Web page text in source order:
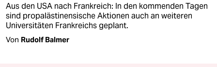
Aus den USA nach Frankreich: In den kommenden Tagen
sind propalästinensische Aktionen auch an weiteren
Universitäten Frankreichs geplant.
Von Rudolf Balmer